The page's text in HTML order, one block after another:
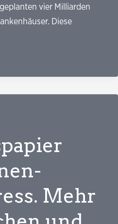
vier Milliarden
Diese
Mehr